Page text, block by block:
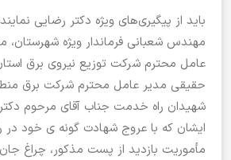
باید از پیگیری‌های ویژه دکتر رضایی
مهندس شعبانی فرماندار ویژه شهرستان،
عامل محترم شرکت توزیع نیروی برق
حقیقی مدیر عامل محترم شرکت برق
شهیدان راه خدمت جناب آقای مرحوم
ایشان که با عروج شهادت گونه ی خود در
مأموریت بازدید از پست مذکور، چراغ